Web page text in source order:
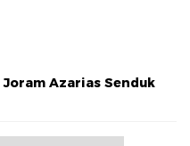
Azarias Senduk